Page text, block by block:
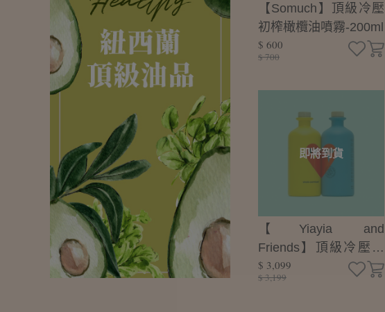
【Somuch】頂級冷壓
初榨橄欖油噴霧-200ml
$ 600
$ 700
即將到貨
【Yiayia and
Friends】頂級冷壓初
榨原味橄欖油-愛的收
穫禮盒(500mlx2限量
$ 3,099
$ 3,199